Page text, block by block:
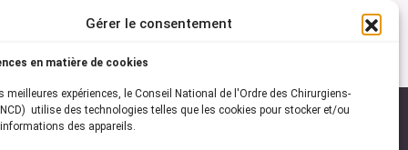
Gérer le consentement
en matière de cookies
meilleures expériences, le Conseil National de l'Ordre des Chirurgiens-
utilise des technologies telles que les cookies pour stocker et/ou
des appareils.